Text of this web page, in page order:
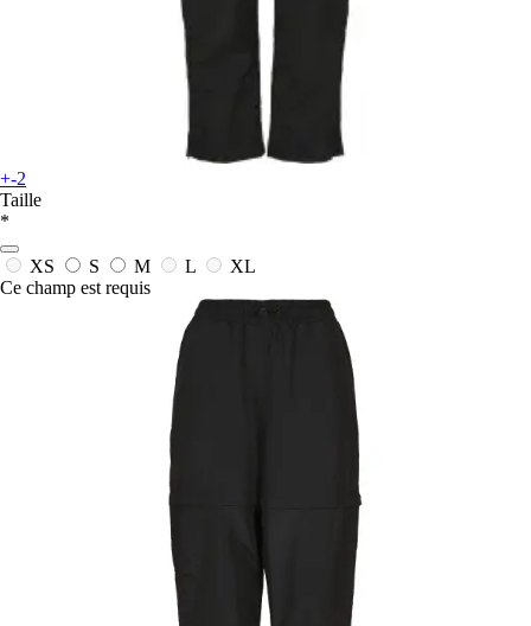
+-2
Taille
*
XS S M L
XL
Ce champ est requis